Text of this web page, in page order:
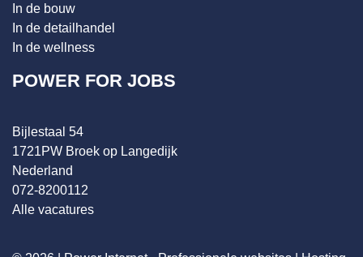
In de bouw
In de detailhandel
In de wellness
POWER FOR JOBS
Bijlestaal 54
1721PW Broek op Langedijk
Nederland
072-8200112
Alle vacatures